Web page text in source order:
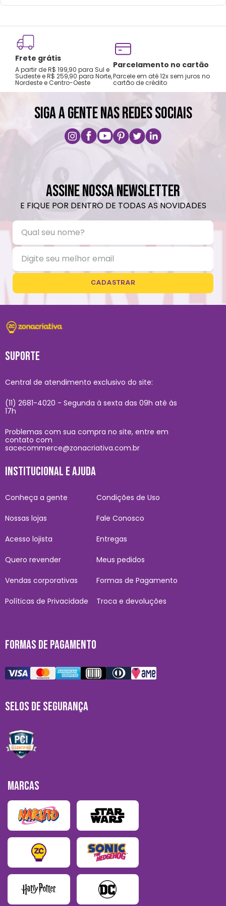
neutro.
Não vai ao micro-ondas.
Não utilizar produtos químicos e abrasivos.
Frete grátis
A partir de R$ 199,90 para Sul e
Sudeste e R$ 259,90 para Norte,
Nordeste e Centro-Oeste
Parcelamento no cartão
Parcele em até 12x sem juros no
cartão de crédito
SIGA A GENTE NAS REDES SOCIAIS
ASSINE NOSSA NEWSLETTER
E FIQUE POR DENTRO DE TODAS AS NOVIDADES
CADASTRAR
SUPORTE
Central de atendimento exclusivo do site:
(11) 2681-4020 - Segunda à sexta das 09h até às
17h
Problemas com sua compra no site, entre em
contato com
sacecommerce@zonacriativa.com.br
INSTITUCIONAL E AJUDA
Conheça a gente
Nossas lojas
Acesso lojista
Quero revender
Vendas corporativas
Políticas de Privacidade
Condições de Uso
Fale Conosco
Entregas
Meus pedidos
Formas de Pagamento
Troca e devoluções
FORMAS DE PAGAMENTO
SELOS DE SEGURANÇA
MARCAS